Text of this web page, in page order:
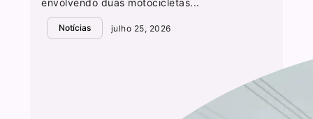
Notícias julho 25, 2026